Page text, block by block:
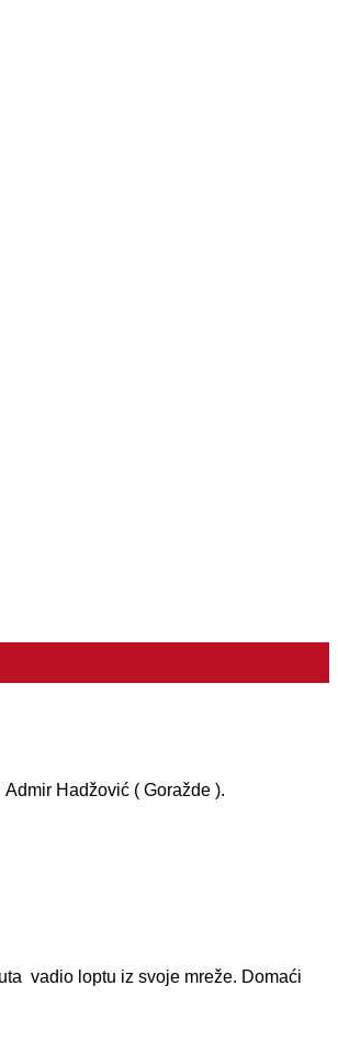
Hadžović ( Goražde ).
vadio loptu iz svoje mreže. Domaći